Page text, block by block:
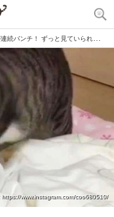
っと見ていられるのどかな戦い(ФωФ) 29秒
https://www.instagram.com/coo680510/